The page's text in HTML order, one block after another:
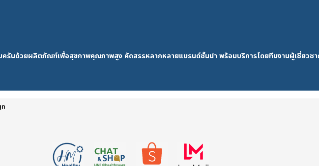
นด้วยผลิตภัณฑ์เพื่อสุขภาพคุณภาพสูง คัดสรรหลากหลายแบรนด์ชั้นนำ พร้อมบริการโดยทีมงานผู้เชี่ยวชา